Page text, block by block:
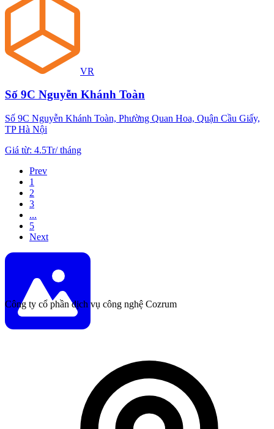
VR
Số 9C Nguyễn Khánh Toàn
Số 9C Nguyễn Khánh Toàn, Phường Quan Hoa, Quận Cầu Giấy,
TP Hà Nội
Giá từ: 4.5Tr/tháng
Prev
1
2
3
...
5
Next
Công ty cổ phần dịch vụ công nghệ Cozrum